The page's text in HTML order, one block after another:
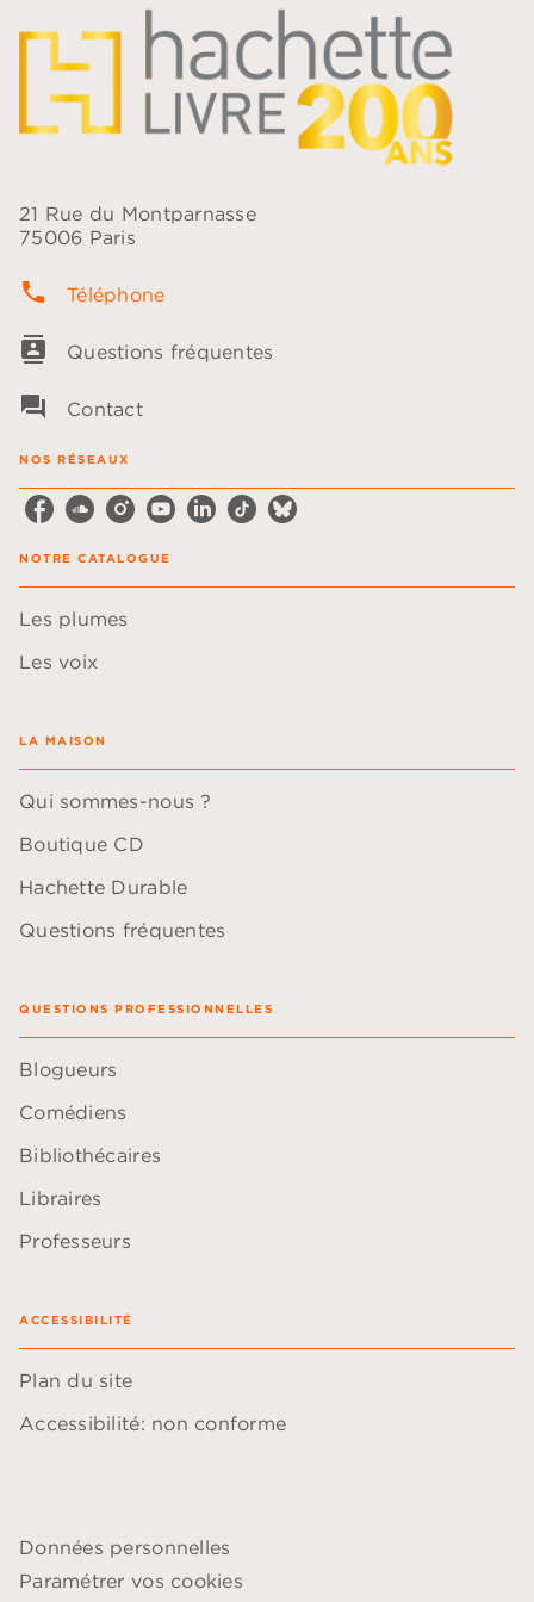
21 Rue du Montparnasse
75006 Paris
phone Téléphone
contacts Questions fréquentes
question_answer Contact
NOS RÉSEAUX
NOTRE CATALOGUE
Les plumes
Les voix
LA MAISON
Qui sommes-nous ?
Boutique CD
Hachette Durable
Questions fréquentes
QUESTIONS PROFESSIONNELLES
Blogueurs
Comédiens
Bibliothécaires
Libraires
Professeurs
ACCESSIBILITÉ
Plan du site
Accessibilité: non conforme
Données personnelles
Paramétrer vos cookies